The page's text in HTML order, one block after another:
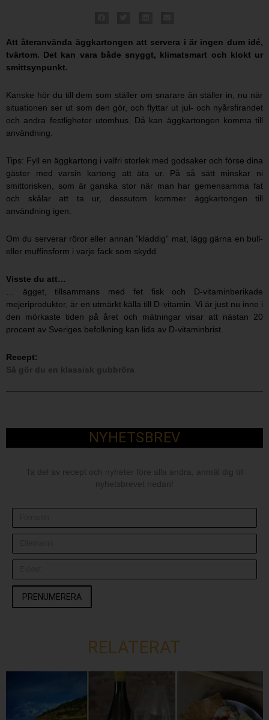
Att återanvända äggkartongen att servera i är ingen dum idé,
tvärtom. Det kan vara både snyggt, klimatsmart och klokt ur
smittsynpunkt.
Kanske hör du till dem som ställer om snarare än ställer in, nu när
situationen ser ut som den gör, och flyttar ut jul- och nyårsfirandet
och andra festligheter utomhus. Då kan äggkartongen komma till
användning.
Tips: Fyll en äggkartong i valfri storlek med godsaker och förse dina
gäster med varsin kartong att äta ur. På så sätt minskar ni
smittorisken, som är ganska stor när man har gemensamma fat
och skålar att ta ur, dessutom kommer äggkartongen till
användning igen.
Om du serverar röror eller annan ”kladdig” mat, lägg gärna en bull-
eller muffinsform i varje fack som skydd.
Visste du att…
… ägget, tillsammans med fet fisk och D-vitaminberikade
mejeriprodukter, är en utmärkt källa till D-vitamin. Vi är just nu inne i
den mörkaste tiden på året och mätningar visar att nästan 20
procent av Sveriges befolkning kan lida av D-vitaminbrist.
Recept:
Så gör du en klassisk gubbröra
NYHETSBREV
Ta del av recept och nyheter före alla andra, anmäl dig till
nyhetsbrevet nedan!
PRENUMERERA
RELATERAT